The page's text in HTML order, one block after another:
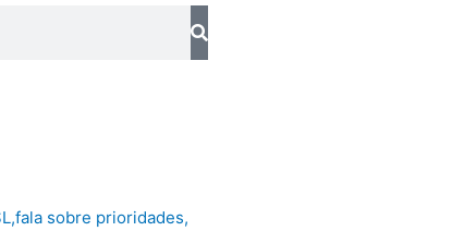
sobre prioridades,